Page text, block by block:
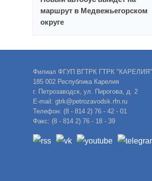
маршрут в Медвежьегорском
округе
Филиал ФГУП ВГТРК ГТРК "КАРЕЛИЯ"
185 002 Республика Карелия
г. Петрозаводск, ул. Пирогова, д. 2
E-mail: gtrk@petrozavodsk.rfn.ru
Телефон: (8 - 814 2) 76 - 42 - 01
Факс: (8 - 814 2) 76 - 18 - 39